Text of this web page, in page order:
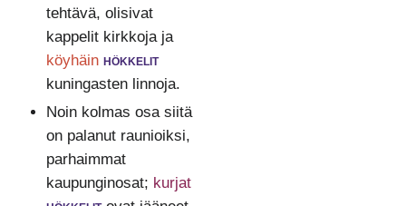
tehtävä, olisivat
kappelit kirkkoja ja
köyhäin hökkelit
kuningasten linnoja.
Noin kolmas osa siitä
on palanut raunioiksi,
parhaimmat
kaupunginosat; kurjat